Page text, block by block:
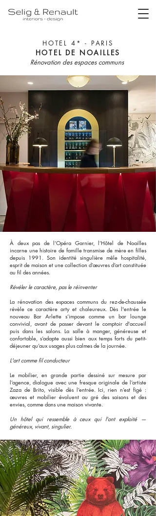
HOTEL 4* - PARIS
HOTEL DE NOAILLES
Rénovation des espaces communs
À deux pas de l’Opéra Garnier, l’Hôtel de Noailles
incarne une histoire de famille transmise de mère en filles
depuis 1991. Son identité singulière mêle hospitalité,
esprit de maison et une collection d’œuvres d’art constituée
au fil des années.
Révéler le caractère, pas le réinventer
La rénovation des espaces communs du rez-de-chaussée
révèle ce caractère arty et chaleureux. Dès l'entrée le
nouveau Bar Arlette s’impose comme un bar lounge
convivial, avant de passer devant le comptoir d'accueil
puis dans les salons. La salle à manger, généreuse et
confortable, s’adapte aussi bien aux temps forts du petit-
déjeuner qu’aux usages plus calmes de la journée.
L'art comme fil conducteur
Le mobilier, en grande partie dessiné sur mesure par
l’agence, dialogue avec une fresque originale de l’artiste
Zaza de Brito, visible dès l’entrée. Ici, rien n’est figé :
œuvres et mobilier évoluent au gré des saisons et des
envies, comme dans une maison vivante.
Un hôtel qui ressemble à ceux qui l'ont exploité —
généreux, vivant, singulier.